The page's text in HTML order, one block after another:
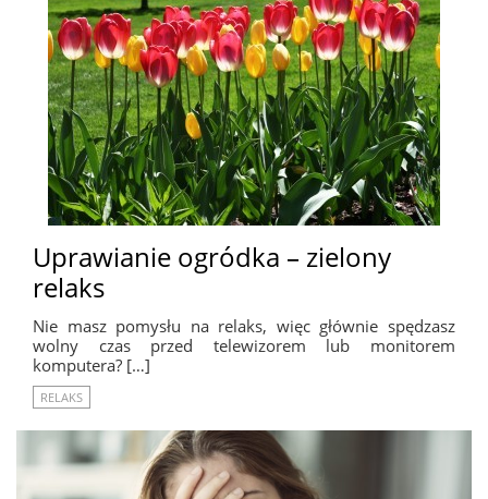
Uprawianie ogródka – zielony
relaks
Nie masz pomysłu na relaks, więc głównie spędzasz
wolny czas przed telewizorem lub monitorem
komputera? […]
RELAKS